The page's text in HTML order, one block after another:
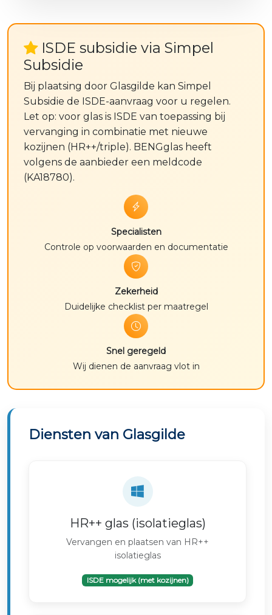
ISDE subsidie via Simpel
Subsidie
Bij plaatsing door Glasgilde kan Simpel
Subsidie de ISDE-aanvraag voor u regelen.
Let op: voor glas is ISDE van toepassing bij
vervanging in combinatie met nieuwe
kozijnen (HR++/triple). BENGglas heeft
volgens de aanbieder een meldcode
(KA18780).
Specialisten
Controle op voorwaarden en documentatie
Zekerheid
Duidelijke checklist per maatregel
Snel geregeld
Wij dienen de aanvraag vlot in
Diensten van Glasgilde
HR++ glas (isolatieglas)
Vervangen en plaatsen van HR++
isolatieglas
ISDE mogelijk (met kozijnen)